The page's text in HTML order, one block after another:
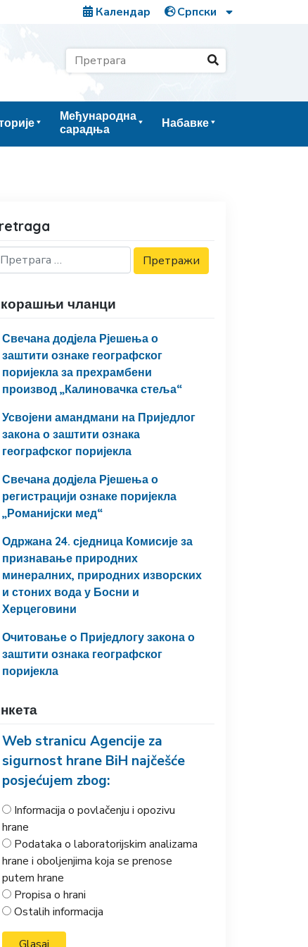
Календар
Међународна
сарадња
Набавке
чланци
Свечана додјела Рјешења о
заштити ознаке географског
поријекла за прехрамбени
производ „Калиновачка стеља“
Усвојени амандмани на Приједлог
закона о заштити ознака
географског поријекла
Свечана додјела Рјешења о
регистрацији ознаке поријекла
„Романијски мед“
Одржана 24. сједница Комисије за
признавање природних
минералних, природних изворских
и стоних вода у Босни и
Херцеговини
Очитовање o Приједлогу закона о
заштити ознака географског
поријекла
Web stranicu Agencije za
sigurnost hrane BiH najčešće
posjećujem zbog:
Informacija o povlačenju i opozivu
hrane
Podataka o laboratorijskim analizama
hrane i oboljenjima koja se prenose
putem hrane
Propisa o hrani
Ostalih informacija